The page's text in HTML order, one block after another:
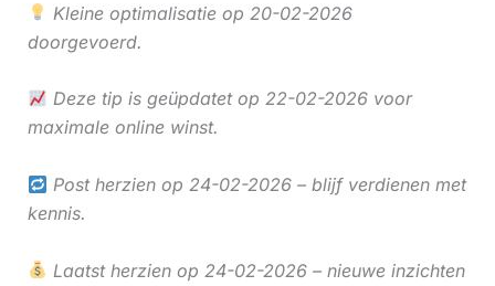
Kleine optimalisatie op 20-02-2026
doorgevoerd.
Deze tip is geüpdatet op 22-02-2026 voor
maximale online winst.
Post herzien op 24-02-2026 – blijf verdienen met
kennis.
Laatst herzien op 24-02-2026 – nieuwe inzichten